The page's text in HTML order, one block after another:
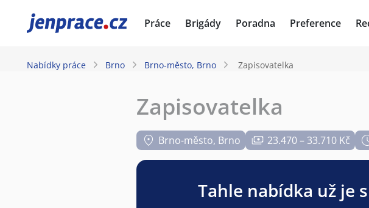
JenPráce.cz Práce Brigády Poradna Preference
Nabídky práce Brno Brno-město, Brno Zapisovatelka
Zapisovatelka
Brno-město, Brno 23.470 – 33.710 Kč
Tahle nabídka už je